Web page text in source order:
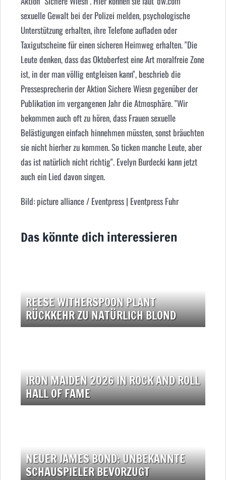
sexuelle Gewalt bei der Polizei melden, psychologische
Unterstützung erhalten, ihre Telefone aufladen oder
Taxigutscheine für einen sicheren Heimweg erhalten. "Die
Leute denken, dass das Oktoberfest eine Art moralfreie Zone
ist, in der man völlig entgleisen kann", beschrieb die
Pressesprecherin der Aktion Sichere Wiesn gegenüber der
Publikation im vergangenen Jahr die Atmosphäre. "Wir
bekommen auch oft zu hören, dass Frauen sexuelle
Belästigungen einfach hinnehmen müssten, sonst bräuchten
sie nicht hierher zu kommen. So ticken manche Leute, aber
das ist natürlich nicht richtig". Evelyn Burdecki kann jetzt
auch ein Lied davon singen.
Bild: picture alliance / Eventpress | Eventpress Fuhr
Das könnte dich interessieren
REESE WITHERSPOON PLANT
RÜCKKEHR ZU NATÜRLICH BLOND
IRON MAIDEN 2026 IN ROCK AND ROLL
HALL OF FAME
NEUER JAMES BOND: UNBEKANNTE
SCHAUSPIELER BEVORZUGT